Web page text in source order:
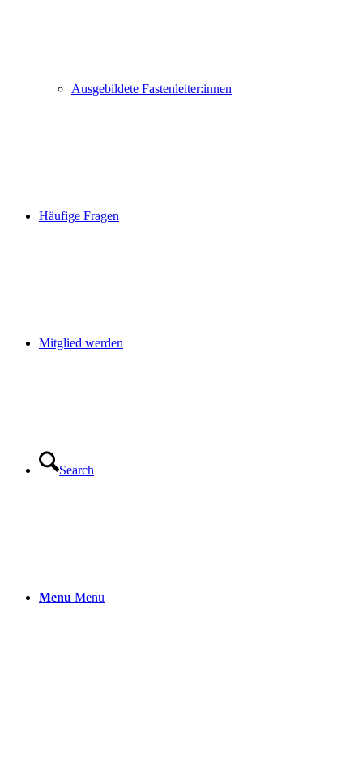
Ausgebildete Fastenleiter:innen
Häufige Fragen
Mitglied werden
Search
Menu Menu